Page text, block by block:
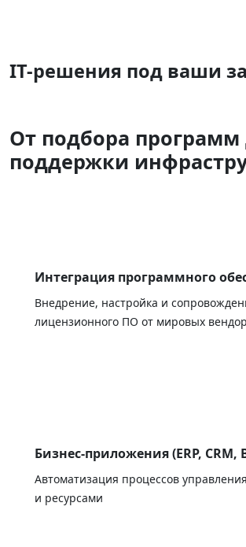
IT-решения под ваши
От подбора программ
поддержки
Интеграция программного
Внедрение, настройка и
лицензионного ПО от мировых
Бизнес-приложения (ERP, CRM,
Автоматизация процессов
и ресурсами